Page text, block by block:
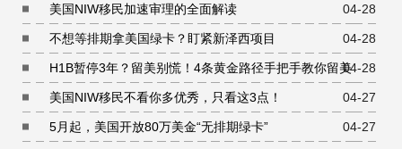
04-28
美国NIW移民加速审理的全面解读
04-28
不想等排期拿美国绿卡？盯紧新泽西项目
04-28
H1B暂停3年？留美别慌！4条黄金路径手把手教你留美
04-27
美国NIW移民不看你多优秀，只看这3点！
04-27
5月起，美国开放80万美金“无排期绿卡”